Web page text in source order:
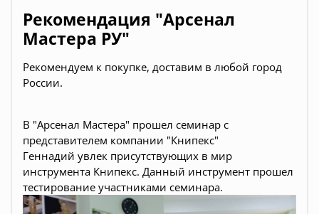
Рекомендация "Арсенал
Мастера РУ"
Рекомендуем к покупке, доставим в любой город
России.
В "Арсенал Мастера" прошел семинар с
представителем компании "Книпекс"
Геннадий увлек присутствующих в мир
инструмента Книпекс. Данный инструмент прошел
тестирование участниками семинара.